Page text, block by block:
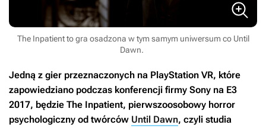
The Inpatient to gra osadzona w tym samym uniwersum co Until
Dawn.
Jedną z gier przeznaczonych na PlayStation VR, które
zapowiedziano podczas konferencji firmy Sony na E3
2017, będzie The Inpatient, pierwszoosobowy horror
psychologiczny od twórców Until Dawn, czyli studia